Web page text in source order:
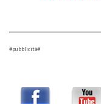
#pubblicità#